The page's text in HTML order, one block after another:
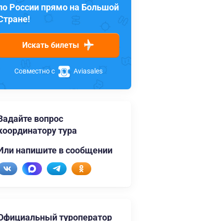
России прямо на Большой
Искать билеты
Совместно с Aviasales
вопрос
тура
напишите в сообщении
туроператор